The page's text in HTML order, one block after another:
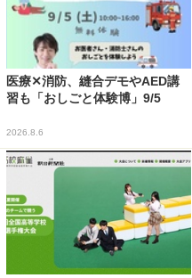
医療✕消防、縫合デモやAED講
習も「おしごと体験博」9/5
2026.8.6